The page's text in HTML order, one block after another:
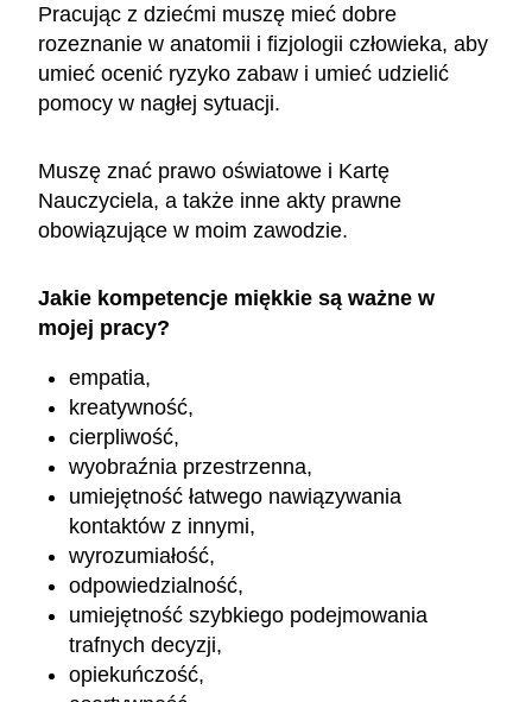
Pracując z dziećmi muszę mieć dobre
rozeznanie w anatomii i fizjologii człowieka, aby
umieć ocenić ryzyko zabaw i umieć udzielić
pomocy w nagłej sytuacji.
Muszę znać prawo oświatowe i Kartę
Nauczyciela, a także inne akty prawne
obowiązujące w moim zawodzie.
Jakie kompetencje miękkie są ważne w
mojej pracy?
empatia,
kreatywność,
cierpliwość,
wyobraźnia przestrzenna,
umiejętność łatwego nawiązywania
kontaktów z innymi,
wyrozumiałość,
odpowiedzialność,
umiejętność szybkiego podejmowania
trafnych decyzji,
opiekuńczość,